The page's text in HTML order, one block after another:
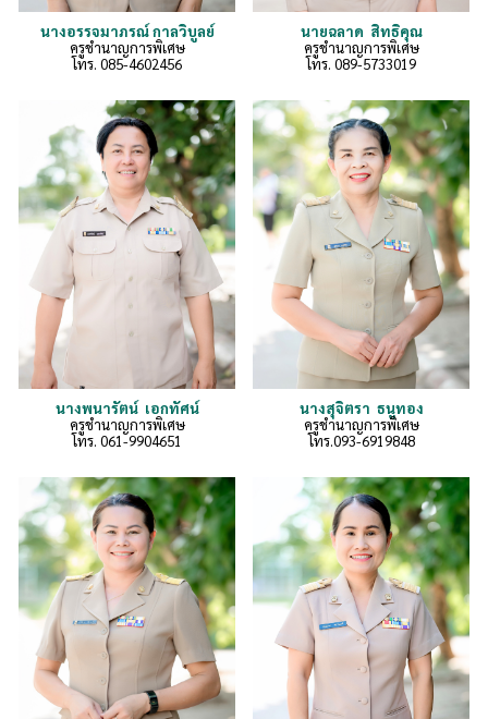
นางอรรจมาภรณ์ กาลวิบูลย์
ครูชำนาญการพิเศษ
โทร. 085-4602456
นายฉลาด สิทธิคุณ
ครูชำนาญการพิเศษ
โทร. 089-5733019
นางพนารัตน์ เอกทัศน์
ครูชำนาญการพิเศษ
โทร. 061-9904651
นางสุจิตรา ธนูทอง
ครูชำนาญการพิเศษ
โทร.093-6919848